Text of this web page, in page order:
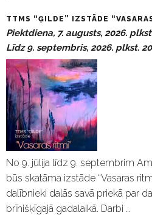
TTMS “ĢILDE” IZSTĀDE
Piektdiena, 7. augusts, 2026.
Līdz 9. septembris, 2026. plkst.
No 9. jūlija līdz 9. septembrim
būs skatāma izstāde “Vasaras
dalībnieki dalās savā priekā par
brīnišķīgajā gadalaikā. Darbi …